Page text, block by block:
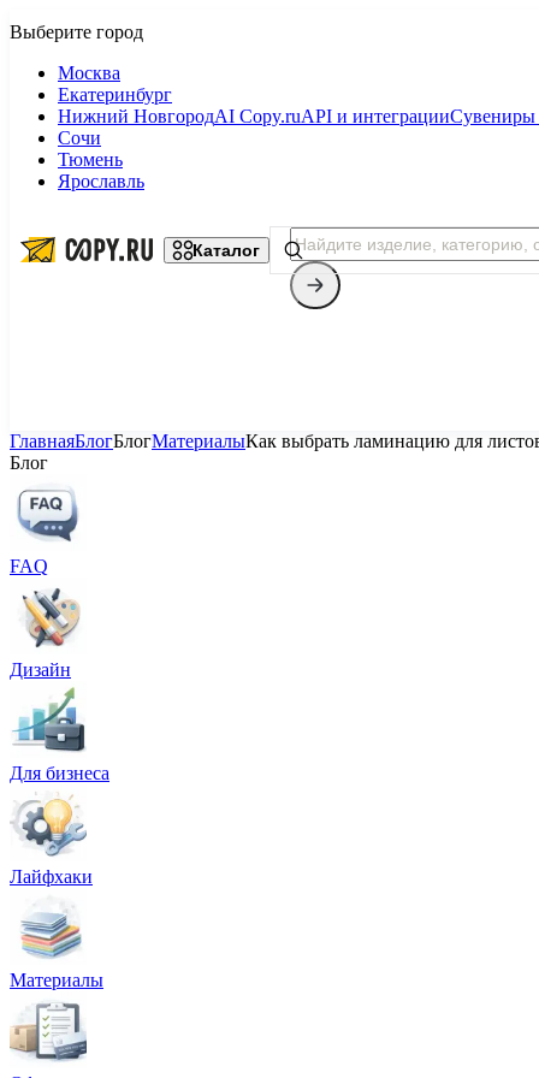
Москва
Екатеринбург
Нижний Новгород
Сочи
Тюмень
Ярославль
AI Copy.ruAPI и интеграцииСувениры
Каталог
Фотопечать
Широкоформатная печать
Графический дизайн
Корпоративные сувениры
Тематическая полиграфия
Полиграфические технологии
Печать в копицентре
Печать документов А3/А4
Печать чертежей
Печать плакатов
Печать лекал
Печать на пенокартоне
ГлавнаяБлогБлогМатериалыКак выбрать ламинацию для
Блог
FAQ
Дизайн
Для бизнеса
Лайфхаки
Материалы